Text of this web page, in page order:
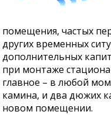
помещения, частых
других временных
дополнительных
при монтаже
главное – в любой
камина, и два дюжих
новом помещении.